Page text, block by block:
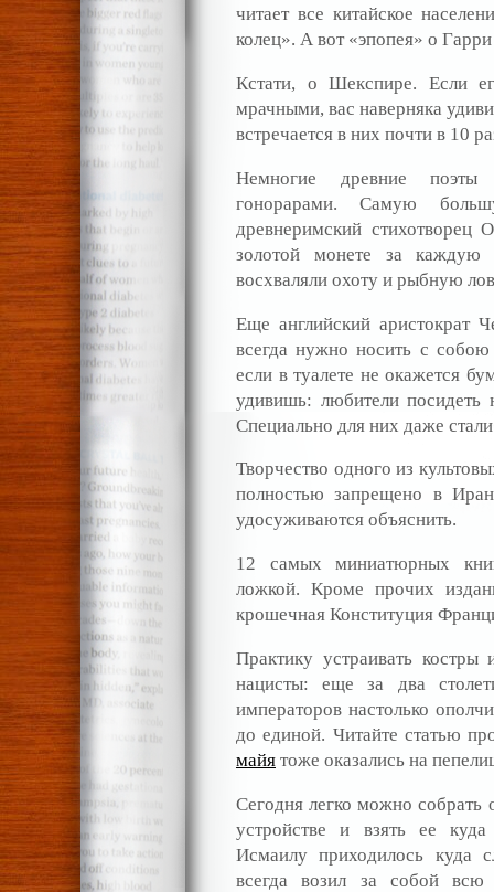
читает все китайское
колец». А вот «эпопея» о
Кстати, о Шекспире. Если
мрачными, вас наверняка
встречается в них почти в 10
Немногие древние поэты
гонорарами. Самую
древнеримский
золотой монете за каждую
восхваляли охоту и рыбную
Еще английский аристократ
всегда нужно носить с
если в туалете не окажется
удивишь: любители посидеть
Специально для них даже
Творчество одного из
полностью запрещено в
удосуживаются объяснить.
12 самых миниатюрных
ложкой. Кроме прочих
крошечная Конституция
Практику устраивать
нацисты: еще за два
императоров настолько
до единой. Читайте статью
майя тоже оказались на
Сегодня легко можно
устройстве и взять ее
Исмаилу приходилось куда
всегда возил за собой